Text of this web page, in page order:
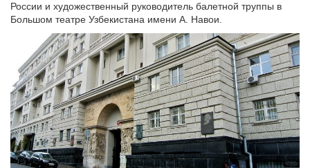
России и художественный руководитель балетной труппы в
Большом театре Узбекистана имени А. Навои.